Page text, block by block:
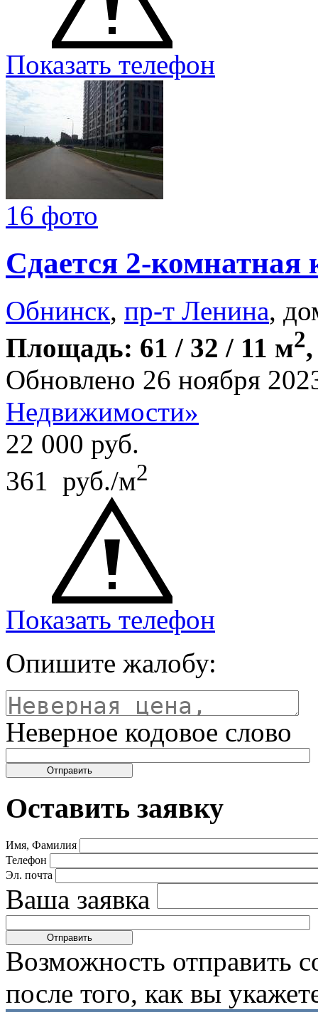
Показать телефон
16 фото
Сдается 2-комнатная
Обнинск, пр-т Ленина,
Площадь: 61 / 32 / 11 м2
Обновлено 26 ноября
Недвижимости»
22 000 руб.
361 руб./м2
Показать телефон
Опишите жалобу:
Неверное кодовое слово
Оставить заявку
Имя, Фамилия
Телефон
Эл. почта
Ваша заявка
Возможность отправить
после того, как вы